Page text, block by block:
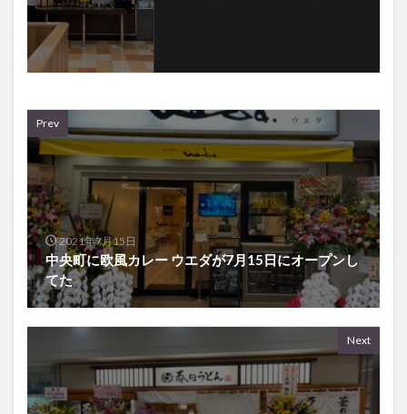
Prev
2021年7月15日
中央町に欧風カレー ウエダが7月15日にオープンし
てた
Next